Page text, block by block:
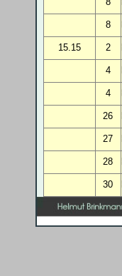
8
15.15 2
4
4
26
27
28
30